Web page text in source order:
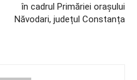
în cadrul Primăriei orașului
Năvodari, județul Constanța